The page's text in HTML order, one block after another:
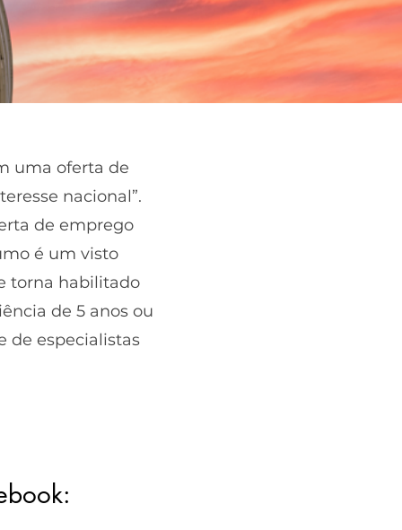
uma oferta de
nacional”.
de emprego
é um visto
torna habilitado
de 5 anos ou
de especialistas